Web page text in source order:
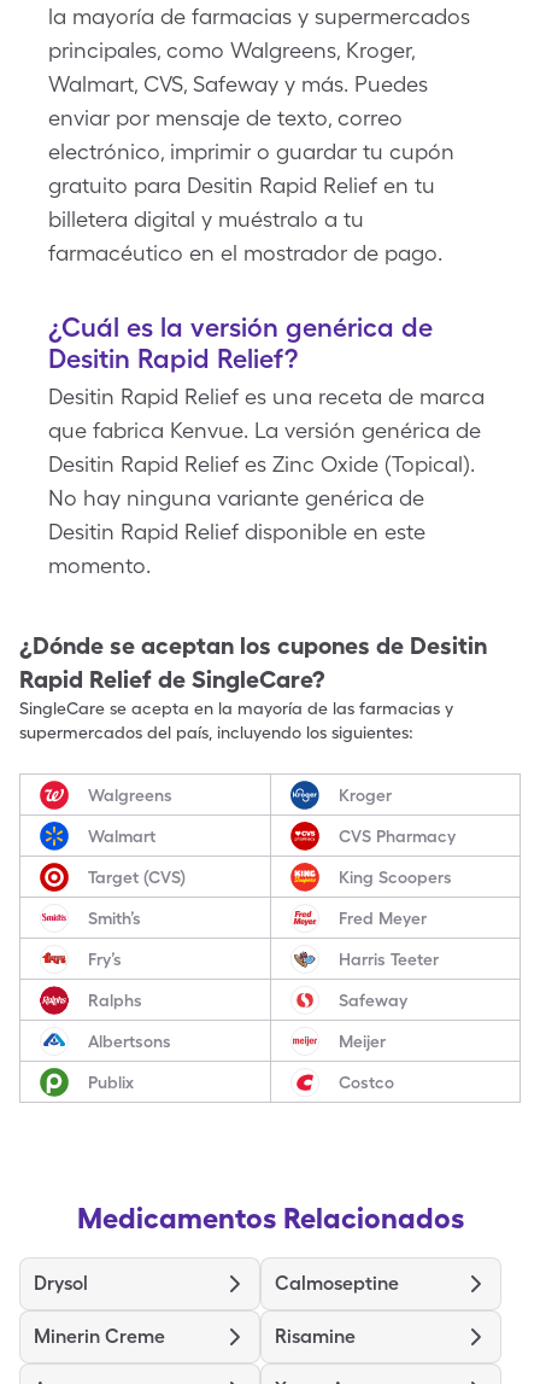
la mayoría de farmacias y supermercados
principales, como Walgreens, Kroger,
Walmart, CVS, Safeway y más. Puedes
enviar por mensaje de texto, correo
electrónico, imprimir o guardar tu cupón
gratuito para Desitin Rapid Relief en tu
billetera digital y muéstralo a tu
farmacéutico en el mostrador de pago.
¿Cuál es la versión genérica de
Desitin Rapid Relief?
Desitin Rapid Relief es una receta de marca
que fabrica Kenvue. La versión genérica de
Desitin Rapid Relief es Zinc Oxide (Topical).
No hay ninguna variante genérica de
Desitin Rapid Relief disponible en este
momento.
¿Dónde se aceptan los cupones de Desitin
Rapid Relief de SingleCare?
SingleCare se acepta en la mayoría de las farmacias y
supermercados del país, incluyendo los siguientes:
Walgreens Kroger
Walmart CVS Pharmacy
Target (CVS) King Scoopers
Smith’s Fred Meyer
Fry’s Harris Teeter
Ralphs Safeway
Albertsons Meijer
Publix Costco
Medicamentos Relacionados
Drysol Calmoseptine
Minerin Creme Risamine